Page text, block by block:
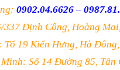
0902.04.6626 –
Định Công, Hoàng
Tổ 19 Kiến Hưng, Hà
Số 14 Đường 85, Tân